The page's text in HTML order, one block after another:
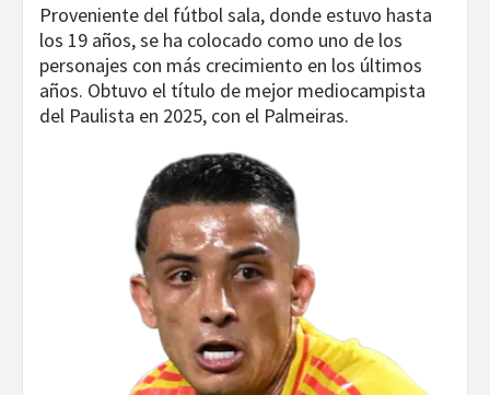
Proveniente del fútbol sala, donde estuvo hasta
los 19 años, se ha colocado como uno de los
personajes con más crecimiento en los últimos
años. Obtuvo el título de mejor mediocampista
del Paulista en 2025, con el Palmeiras.